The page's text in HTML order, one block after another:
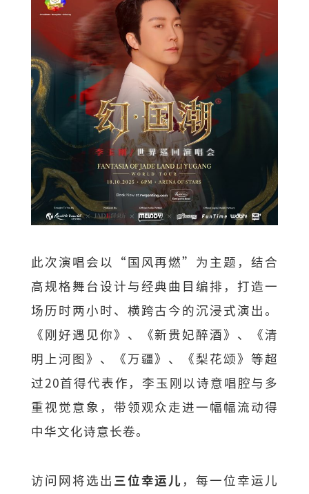
此次演唱会以“国风再燃”为主题，结合
高规格舞台设计与经典曲目编排，打造一
场历时两小时、横跨古今的沉浸式演出。
《刚好遇见你》、《新贵妃醉酒》、《清
明上河图》、《万疆》、《梨花颂》等超
过20首得代表作，李玉刚以诗意唱腔与多
重视觉意象，带领观众走进一幅幅流动得
中华文化诗意长卷。
访问网将选出 三位幸运儿 ，每一位幸运儿